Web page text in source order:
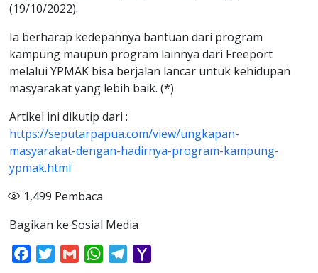
(19/10/2022).
Ia berharap kedepannya bantuan dari program
kampung maupun program lainnya dari Freeport
melalui YPMAK bisa berjalan lancar untuk kehidupan
masyarakat yang lebih baik. (*)
Artikel ini dikutip dari :
https://seputarpapua.com/view/ungkapan-
masyarakat-dengan-hadirnya-program-kampung-
ypmak.html
1,499 Pembaca
Bagikan ke Sosial Media
FacebookTwitterGmail WhatsAppTelegram